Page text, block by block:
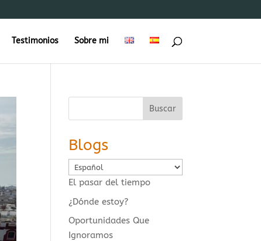
Testimonios Sobre mi
Buscar
Blogs
Elegir
un
El pasar del tiempo
¿Dónde estoy?
Oportunidades Que
Ignoramos